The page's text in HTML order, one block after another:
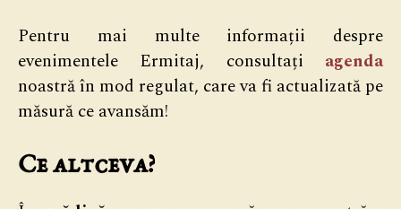
Pentru mai multe informații despre
evenimentele Ermitaj, consultați agenda
noastră în mod regulat, care va fi actualizată pe
măsură ce avansăm!
Ce altceva?